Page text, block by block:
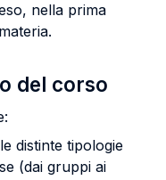
nella prima
del corso
distinte tipologie
(dai gruppi ai